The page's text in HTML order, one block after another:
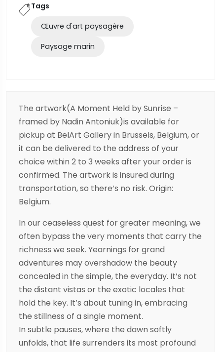
Tags
Œuvre d'art paysagère
Paysage marin
The artwork(A Moment Held by Sunrise –
framed by Nadin Antoniuk)is available for
pickup at BelArt Gallery in Brussels, Belgium, or
it can be delivered to the address of your
choice within 2 to 3 weeks after your order is
confirmed. The artwork is insured during
transportation, so there’s no risk. Origin:
Belgium.
In our ceaseless quest for greater meaning, we
often bypass the very moments that carry the
richness we seek. Yearnings for grand
adventures may overshadow the beauty
concealed in the simple, the everyday. It’s not
the distant vistas or the exotic locales that
hold the key. It’s about tuning in, embracing
the stillness of a single moment.
In subtle pauses, where the dawn softly
unfolds, that life surrenders its most profound